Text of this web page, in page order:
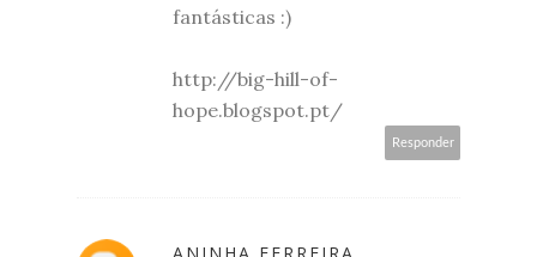
fantásticas :)
http://big-hill-of-
hope.blogspot.pt/
Responder